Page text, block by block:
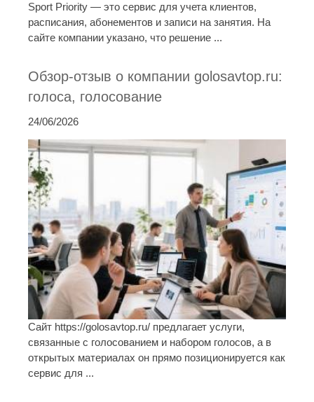
Sport Priority — это сервис для учета клиентов,
расписания, абонементов и записи на занятия. На
сайте компании указано, что решение ...
Обзор-отзыв о компании golosavtop.ru:
голоса, голосование
24/06/2026
Сайт https://golosavtop.ru/ предлагает услуги,
связанные с голосованием и набором голосов, а в
открытых материалах он прямо позиционируется как
сервис для ...